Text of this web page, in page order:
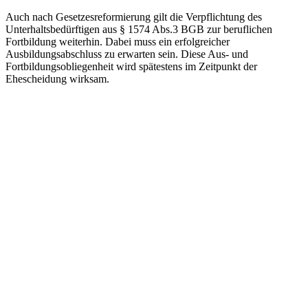
Auch nach Gesetzesreformierung gilt die Verpflichtung des
Unterhaltsbedürftigen aus § 1574 Abs.3 BGB zur beruflichen
Fortbildung weiterhin. Dabei muss ein erfolgreicher
Ausbildungsabschluss zu erwarten sein. Diese Aus- und
Fortbildungsobliegenheit wird spätestens im Zeitpunkt der
Ehescheidung wirksam.